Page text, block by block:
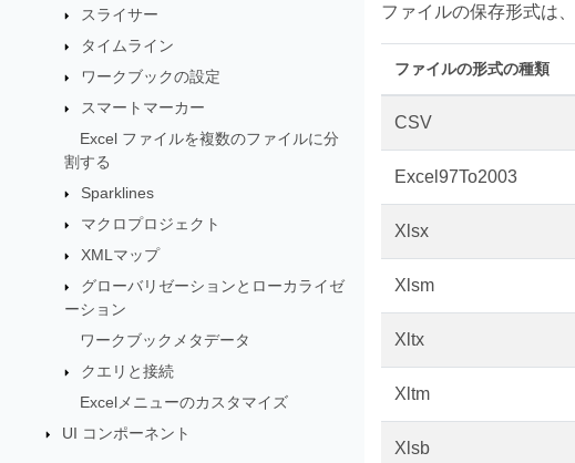
スライサー
タイムライン
ワークブックの設定
スマートマーカー
Excel ファイルを複数のファイルに分
割する
Sparklines
マクロプロジェクト
XMLマップ
グローバリゼーションとローカライゼ
ーション
ワークブックメタデータ
クエリと接続
Excelメニューのカスタマイズ
UI コンポーネント
ファイルの保存形式は、
ファイルの形式の種類
CSV
Excel97To2003
Xlsx
Xlsm
Xltx
Xltm
Xlsb